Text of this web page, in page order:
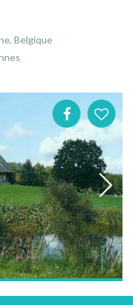
Belgique